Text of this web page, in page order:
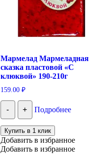
Мармелад Мармеладная
сказка пластовой «С
клюквой» 190-210г
159.00 ₽
- + Подробнее
Купить в 1 клик
Добавить в избранное
Добавить в избранное